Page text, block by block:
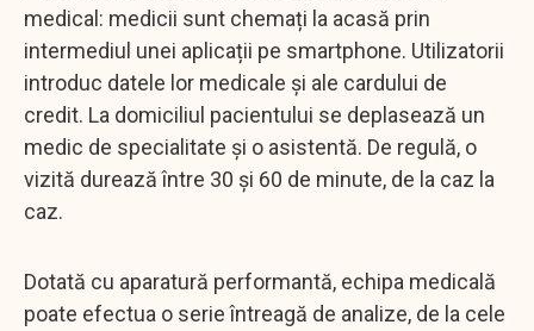
medical: medicii sunt chemați la acasă prin
intermediul unei aplicații pe smartphone. Utilizatorii
introduc datele lor medicale și ale cardului de
credit. La domiciliul pacientului se deplasează un
medic de specialitate și o asistentă. De regulă, o
vizită durează între 30 și 60 de minute, de la caz la
caz.
Dotată cu aparatură performantă, echipa medicală
poate efectua o serie întreagă de analize, de la cele